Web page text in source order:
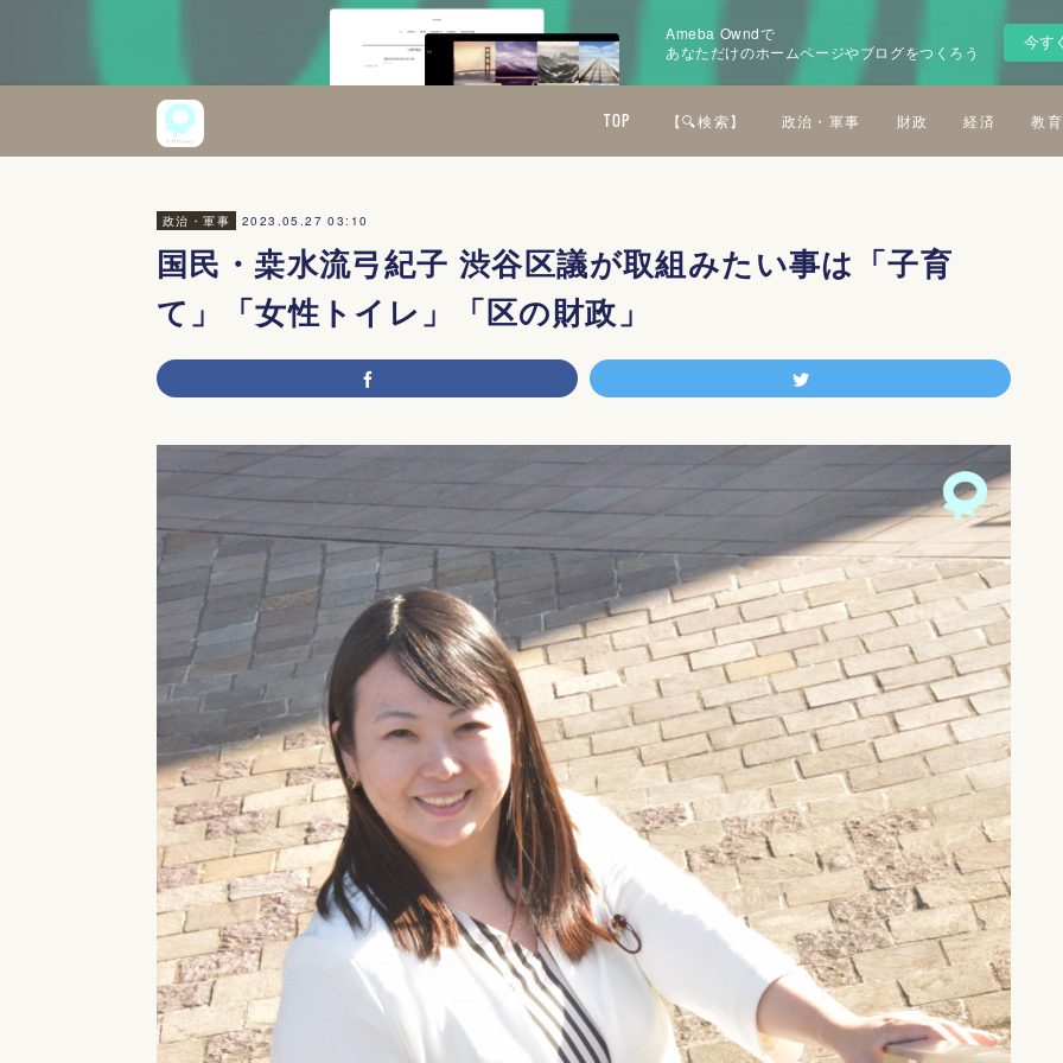
Ameba Owndで
あなただけのホームページやブログをつくろう
今す
TOP 【🔍検索】 政治・軍事 財政 経済 教
政治・軍事 2023.05.27 03:10
国民・桒水流弓紀子 渋谷区議が取組みたい事は「子育
て」「女性トイレ」「区の財政」